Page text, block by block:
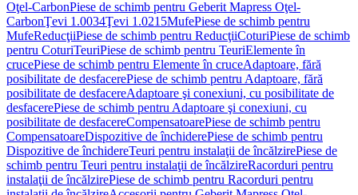
Oţel-CarbonPiese de schimb pentru Geberit Mapress Oţel-
CarbonŢevi 1.0034Ţevi 1.0215MufePiese de schimb pentru
MufeReducţiiPiese de schimb pentru ReducţiiCoturiPiese de schimb
pentru CoturiTeuriPiese de schimb pentru TeuriElemente în
crucePiese de schimb pentru Elemente în cruceAdaptoare, fără
posibilitate de desfacerePiese de schimb pentru Adaptoare, fără
posibilitate de desfacereAdaptoare şi conexiuni, cu posibilitate de
desfacerePiese de schimb pentru Adaptoare şi conexiuni, cu
posibilitate de desfacereCompensatoarePiese de schimb pentru
CompensatoareDispozitive de închiderePiese de schimb pentru
Dispozitive de închidereTeuri pentru instalaţii de încălzirePiese de
schimb pentru Teuri pentru instalaţii de încălzireRacorduri pentru
instalaţii de încălzirePiese de schimb pentru Racorduri pentru